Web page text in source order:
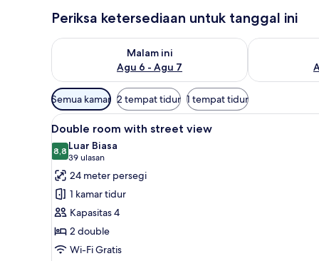
Periksa ketersediaan untuk tanggal ini
Malam ini
Agu 6 - Agu 7
Periksa ketersediaan untuk malam ini Agu 6 - Agu 7
Periksa
Filter
tersedia
untuk
kamar
Semua kamar 2 tempat tidur 1 tempat tidur
Lihat
semua
foto
untuk
Double
room
with
street
view
Double room with street
9
Double room with street view
8,88,8 dari 10
Luar Biasa
39 ulasan
(39
ulasan)
24 meter persegi
1 kamar tidur
Kapasitas 4
2 double
Wi-Fi Gratis